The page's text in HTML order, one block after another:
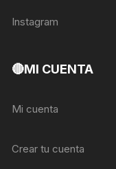
Instagram
🔴MI CUENTA
Mi cuenta
Crear tu cuenta